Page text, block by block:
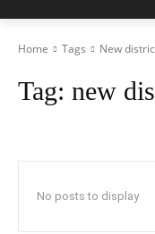
Home Tags New
Tag: new
No posts to display